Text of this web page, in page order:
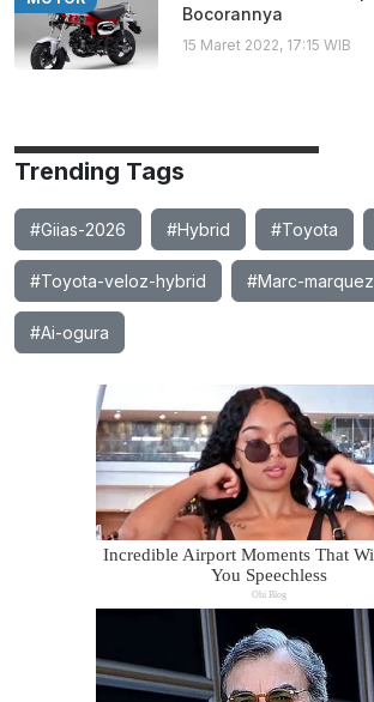
Bocorannya
15 Maret 2022, 17:15 WIB
Trending Tags
#Giias-2026 #Hybrid #Toyota
#Toyota-veloz-hybrid #Marc-marquez
#Ai-ogura